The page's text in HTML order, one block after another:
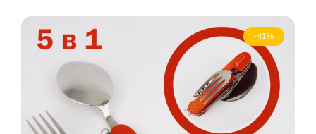
-41%